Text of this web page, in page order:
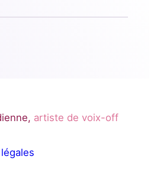
artiste de voix-off